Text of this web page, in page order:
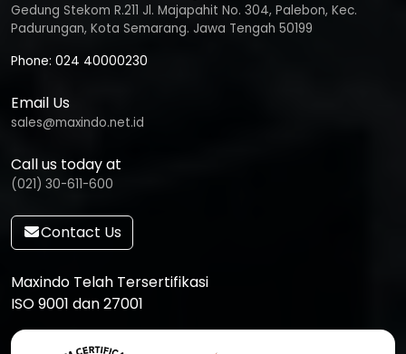
Gedung Stekom R.211 Jl. Majapahit No. 304, Palebon, Kec.
Padurungan, Kota Semarang. Jawa Tengah 50199
Phone: 024 40000230
Email Us
sales@maxindo.net.id
Call us today at
(021) 30-611-600
Contact Us
Maxindo Telah Tersertifikasi
ISO 9001 dan 27001